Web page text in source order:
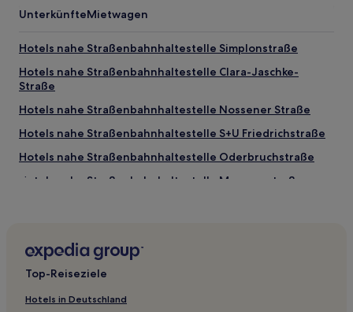
UnterkünfteMietwagen
Hotels nahe Straßenbahnhaltestelle Simplonstraße
Hotels nahe Straßenbahnhaltestelle Clara-Jaschke-
Straße
Hotels nahe Straßenbahnhaltestelle Nossener Straße
Hotels nahe Straßenbahnhaltestelle S+U Friedrichstraße
Hotels nahe Straßenbahnhaltestelle Oderbruchstraße
Hotels nahe Straßenbahnhaltestelle Masurenstraße
Hotels nahe Straßenbahnhaltestelle Loeperplatz
Hotels nahe Straßenbahnhaltestelle Feldtmannstraße
Hotels nahe Straßenbahnhaltestelle Wismarplatz
Top-Reiseziele
Hotels in Deutschland